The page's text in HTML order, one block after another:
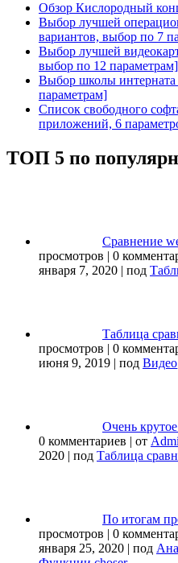
Обзор Кислородный
Выбор лучшей
вариантов, выбор по 7
Выбор лучшей
выбор по 12 параметрам]
Выбор школы
параметрам]
Список свободного
приложений, 6
ТОП 5 по
Сравнение
просмотров | 0
января 7, 2020 | под
Таблица
просмотров | 0
июня 9, 2019 | под Видео
Очень
0 комментариев | от
2020 | под Таблица
По итогам
просмотров | 0
января 25, 2020 | под